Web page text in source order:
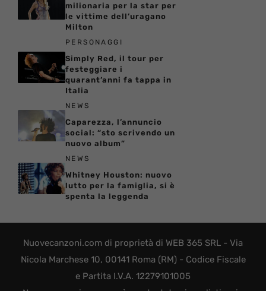
milionaria per la star per
le vittime dell’uragano
Milton
PERSONAGGI
Simply Red, il tour per
festeggiare i
quarant’anni fa tappa in
Italia
NEWS
Caparezza, l’annuncio
social: “sto scrivendo un
nuovo album”
NEWS
Whitney Houston: nuovo
lutto per la famiglia, si è
spenta la leggenda
Nuovecanzoni.com di proprietà di WEB 365 SRL - Via
Nicola Marchese 10, 00141 Roma (RM) - Codice Fiscale
e Partita I.V.A. 12279101005